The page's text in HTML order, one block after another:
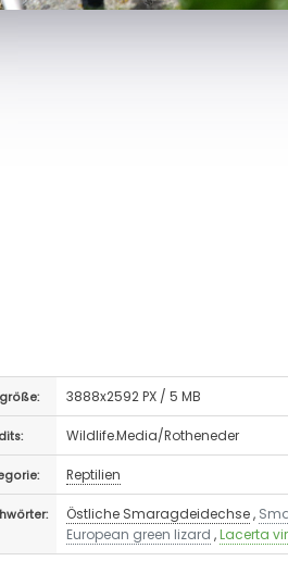
3888x2592 PX / 5 MB
Wildlife.Media/Rotheneder
Reptilien
Östliche Smaragdeidechse,
European green lizard ,Lacerta